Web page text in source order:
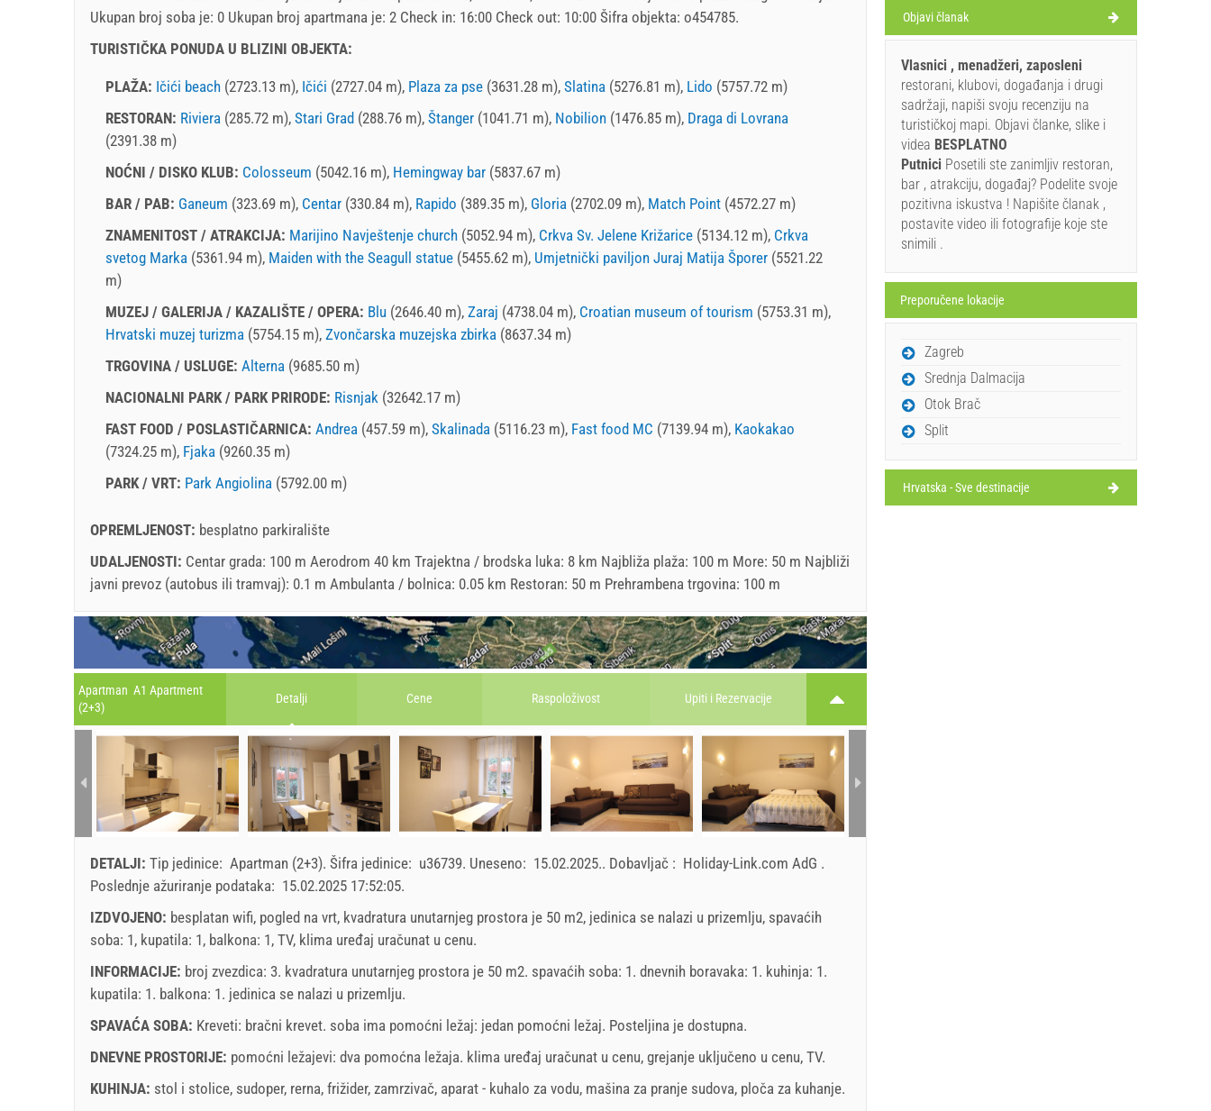
Ukupan broj soba je: 0 Ukupan broj apartmana je: 2 Check in: 16:00 Check out: 10:00 Šifra objekta: o454785.
TURISTIČKA PONUDA U BLIZINI OBJEKTA:
PLAŽA: Ičići beach (2723.13 m), Ičići (2727.04 m), Plaza za pse (3631.28 m), Slatina (5276.81 m), Lido (5757.72 m)
RESTORAN: Riviera (285.72 m), Stari Grad (288.76 m), Štanger (1041.71 m), Nobilion (1476.85 m), Draga di Lovrana
(2391.38 m)
NOĆNI / DISKO KLUB: Colosseum (5042.16 m), Hemingway bar (5837.67 m)
BAR / PAB: Ganeum (323.69 m), Centar (330.84 m), Rapido (389.35 m), Gloria (2702.09 m), Match Point (4572.27 m)
ZNAMENITOST / ATRAKCIJA: Marijino Navještenje church (5052.94 m), Crkva Sv. Jelene Križarice (5134.12 m), Crkva
svetog Marka (5361.94 m), Maiden with the Seagull statue (5455.62 m), Umjetnički paviljon Juraj Matija Šporer (5521.22
m)
MUZEJ / GALERIJA / KAZALIŠTE / OPERA: Blu (2646.40 m), Zaraj (4738.04 m), Croatian museum of tourism (5753.31 m),
Hrvatski muzej turizma (5754.15 m), Zvončarska muzejska zbirka (8637.34 m)
TRGOVINA / USLUGE: Alterna (9685.50 m)
NACIONALNI PARK / PARK PRIRODE: Risnjak (32642.17 m)
FAST FOOD / POSLASTIČARNICA: Andrea (457.59 m), Skalinada (5116.23 m), Fast food MC (7139.94 m), Kaokakao
(7324.25 m), Fjaka (9260.35 m)
PARK / VRT: Park Angiolina (5792.00 m)
OPREMLJENOST: besplatno parkiralište
UDALJENOSTI: Centar grada: 100 m Aerodrom 40 km Trajektna / brodska luka: 8 km Najbliža plaža: 100 m More: 50 m Najbliži
javni prevoz (autobus ili tramvaj): 0.1 m Ambulanta / bolnica: 0.05 km Restoran: 50 m Prehrambena trgovina: 100 m
Apartman A1 Apartment
(2+3)
Detalji Cene Raspoloživost Upiti i Rezervacije
DETALJI: Tip jedinice: Apartman (2+3). Šifra jedinice: u36739. Uneseno: 15.02.2025.. Dobavljač : Holiday-Link.com AdG .
Poslednje ažuriranje podataka: 15.02.2025 17:52:05.
IZDVOJENO: besplatan wifi, pogled na vrt, kvadratura unutarnjeg prostora je 50 m2, jedinica se nalazi u prizemlju, spavaćih
soba: 1, kupatila: 1, balkona: 1, TV, klima uređaj uračunat u cenu.
INFORMACIJE: broj zvezdica: 3. kvadratura unutarnjeg prostora je 50 m2. spavaćih soba: 1. dnevnih boravaka: 1. kuhinja: 1.
kupatila: 1. balkona: 1. jedinica se nalazi u prizemlju.
SPAVAĆA SOBA: Kreveti: bračni krevet. soba ima pomoćni ležaj: jedan pomoćni ležaj. Posteljina je dostupna.
DNEVNE PROSTORIJE: pomoćni ležajevi: dva pomoćna ležaja. klima uređaj uračunat u cenu, grejanje uključeno u cenu, TV.
KUHINJA: stol i stolice, sudoper, rerna, frižider, zamrzivač, aparat - kuhalo za vodu, mašina za pranje sudova, ploča za kuhanje.
Objavi članak
Vlasnici , menadžeri, zaposleni
restorani, klubovi, događanja i drugi
sadržaji, napiši svoju recenziju na
turističkoj mapi. Objavi članke, slike i
videa BESPLATNO
Putnici Posetili ste zanimljiv restoran,
bar , atrakciju, događaj? Podelite svoje
pozitivna iskustva ! Napišite članak ,
postavite video ili fotografije koje ste
snimili .
Preporučene lokacije
Zagreb
Srednja Dalmacija
Otok Brač
Split
Hrvatska - Sve destinacije